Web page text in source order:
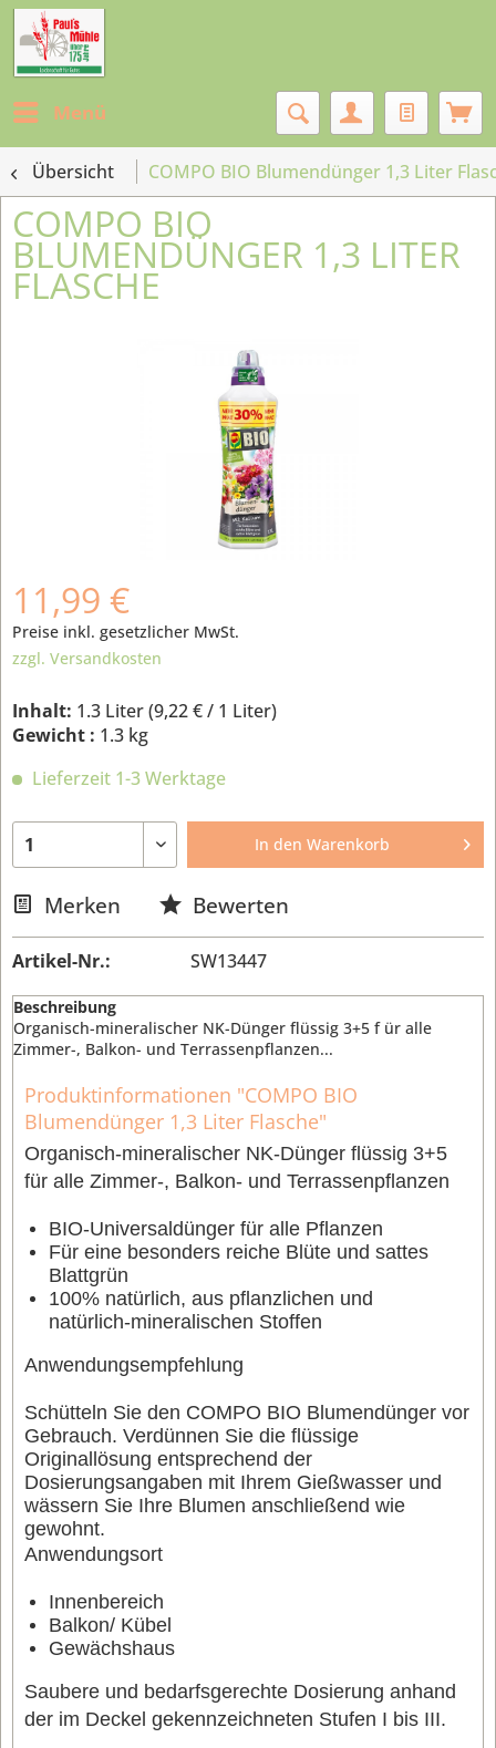
Menü
Übersicht COMPO BIO Blumendünger 1,3 Liter
COMPO BIO
BLUMENDÜNGER 1,3 LITER
FLASCHE
11,99 €
Preise inkl. gesetzlicher MwSt.
zzgl. Versandkosten
Inhalt: 1.3 Liter (9,22 €/ 1 Liter)
Gewicht : 1.3 kg
Lieferzeit 1-3 Werktage
In den Warenkorb
Merken Bewerten
Artikel-Nr.: SW13447
Beschreibung
Organisch-mineralischer NK-Dünger flüssig 3+5 f ür alle
Zimmer-, Balkon- und Terrassenpflanzen...
Produktinformationen "COMPO BIO
Blumendünger 1,3 Liter Flasche"
Organisch-mineralischer NK-Dünger flüssig 3+5
für alle Zimmer-, Balkon- und Terrassenpflanzen
BIO-Universaldünger für alle Pflanzen
Für eine besonders reiche Blüte und sattes
Blattgrün
100% natürlich, aus pflanzlichen und
natürlich-mineralischen Stoffen
Anwendungsempfehlung
Schütteln Sie den COMPO BIO Blumendünger vor
Gebrauch. Verdünnen Sie die flüssige
Originallösung entsprechend der
Dosierungsangaben mit Ihrem Gießwasser und
wässern Sie Ihre Blumen anschließend wie
gewohnt.
Anwendungsort
Innen­bereich
Balkon/ Kübel
Gewächs­haus
Saubere und bedarfsgerechte Dosierung anhand
der im Deckel gekennzeichneten Stufen I bis III.